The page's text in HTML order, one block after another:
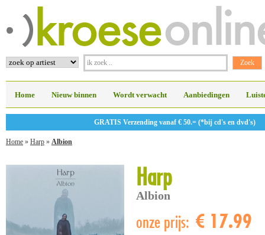
Home Nieuw binnen Wordt verwacht Aanbiedingen
GRATIS Verzending vanaf € 50.= (*bij cd's en dvd's)
Home » Harp » Albion
Harp
Albion
onze prijs: € 17.99